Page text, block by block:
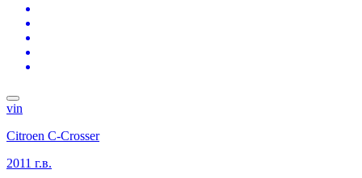
vin
Citroen C-Crosser
2011 г.в.